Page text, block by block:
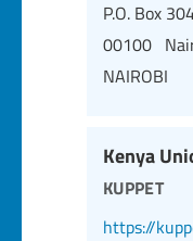
P.O. Box
00100
NAIROBI
Kenya
kuppet
https://